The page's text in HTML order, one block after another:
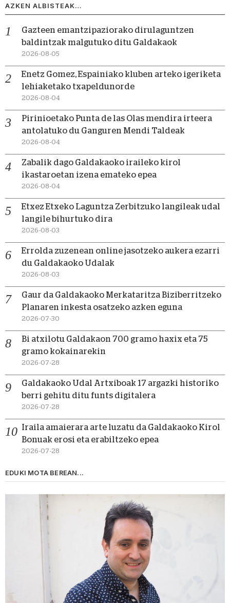
AZKEN ALBISTEAK…
Gazteen emantzipaziorako dirulaguntzen
baldintzak malgutuko ditu Galdakaok
2026-08-05
Enetz Gomez, Espainiako kluben arteko igeriketa
lehiaketako txapeldunorde
2026-08-04
Pirinioetako Punta de las Olas mendira irteera
antolatuko du Ganguren Mendi Taldeak
2026-08-04
Zabalik dago Galdakaoko iraileko kirol
ikastaroetan izena emateko epea
2026-08-04
Etxez Etxeko Laguntza Zerbitzuko langileak udal
langile bihurtuko dira
2026-08-03
Errolda zuzenean online jasotzeko aukera ezarri
du Galdakaoko Udalak
2026-08-03
Gaur da Galdakaoko Merkataritza Biziberritzeko
Planaren inkesta osatzeko azken eguna
2026-07-30
Bi atxilotu Galdakaon 700 gramo haxix eta 75
gramo kokainarekin
2026-07-28
Galdakaoko Udal Artxiboak 17 argazki historiko
berri gehitu ditu funts digitalera
2026-07-28
Iraila amaierara arte luzatu da Galdakaoko Kirol
Bonuak erosi eta erabiltzeko epea
2026-07-28
EDUKI MOTA BEREAN...